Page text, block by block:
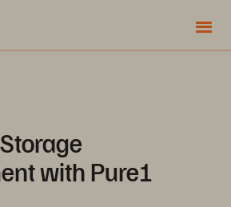
with Pure1